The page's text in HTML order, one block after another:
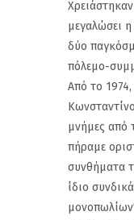
μεγαλώσει
δύο
πόλεμο-
Από το
μνήμες από
πήραμε
συνθήματα
ίδιο